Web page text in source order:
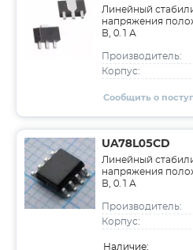
Линейный
напряжения
В, 0.1 А
Производитель:
Корпус:
Сообщить о
UA78L05CD
Линейный
напряжения
В, 0.1 А
Производитель:
Корпус:
Наличие: